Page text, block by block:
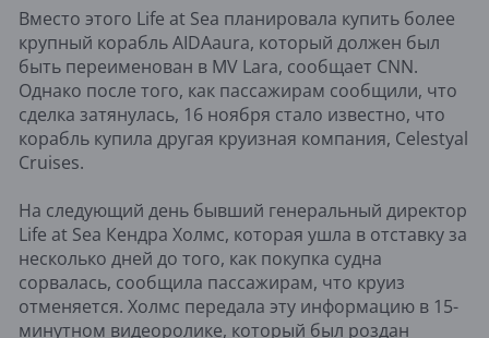
Вместо этого Life at Sea планировала купить более
крупный корабль AIDAaura, который должен был
быть переименован в MV Lara, сообщает CNN.
Однако после того, как пассажирам сообщили, что
сделка затянулась, 16 ноября стало известно, что
корабль купила другая круизная компания, Celestyal
Cruises.
На следующий день бывший генеральный директор
Life at Sea Кендра Холмс, которая ушла в отставку за
несколько дней до того, как покупка судна
сорвалась, сообщила пассажирам, что круиз
отменяется. Холмс передала эту информацию в 15-
минутном видеоролике, который был роздан